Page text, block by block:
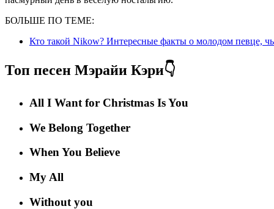
БОЛЬШЕ ПО ТЕМЕ:
Кто такой Nikow? Интересные факты о молодом певце,
Топ песен Мэрайи Кэри👇
Аll I Want for Christmas Is You
We Belong Together
When You Believe
My All
Without you